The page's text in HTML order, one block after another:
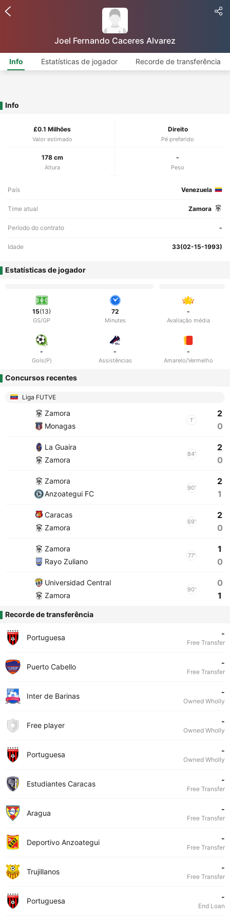
Joel Fernando Caceres Alvarez
Info Estatísticas de jogador Recorde de transferência
Info
£0.1 Milhões
Valor estimado
Direito
Pé preferido
178 cm
Altura
-
Peso
País Venezuela
Time atual Zamora
Período do contrato -
Idade 33(02-15-1993)
Estatísticas de jogador
15(13)
GS/GP
72
Minutes
-
Avaliação média
-
Gols(P)
-
Assistências
-
Amarelo/Vermelho
Concursos recentes
Liga FUTVE
Zamora
Monagas
1'
2
0
La Guaira
Zamora
84'
2
0
Zamora
Anzoategui FC
90'
2
1
Caracas
Zamora
69'
2
0
Zamora
Rayo Zuliano
77'
1
0
Universidad Central
Zamora
90'
0
1
Recorde de transferência
Portuguesa -
Free Transfer
Puerto Cabello -
Free Transfer
Inter de Barinas -
Owned Wholly
Free player -
Owned Wholly
Portuguesa -
Owned Wholly
Estudiantes Caracas -
Free Transfer
Aragua -
Free Transfer
Deportivo Anzoategui -
Free Transfer
Trujillanos -
Free Transfer
Portuguesa -
End Loan